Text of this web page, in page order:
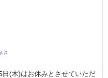
♬
(木)はお休みとさせていただ